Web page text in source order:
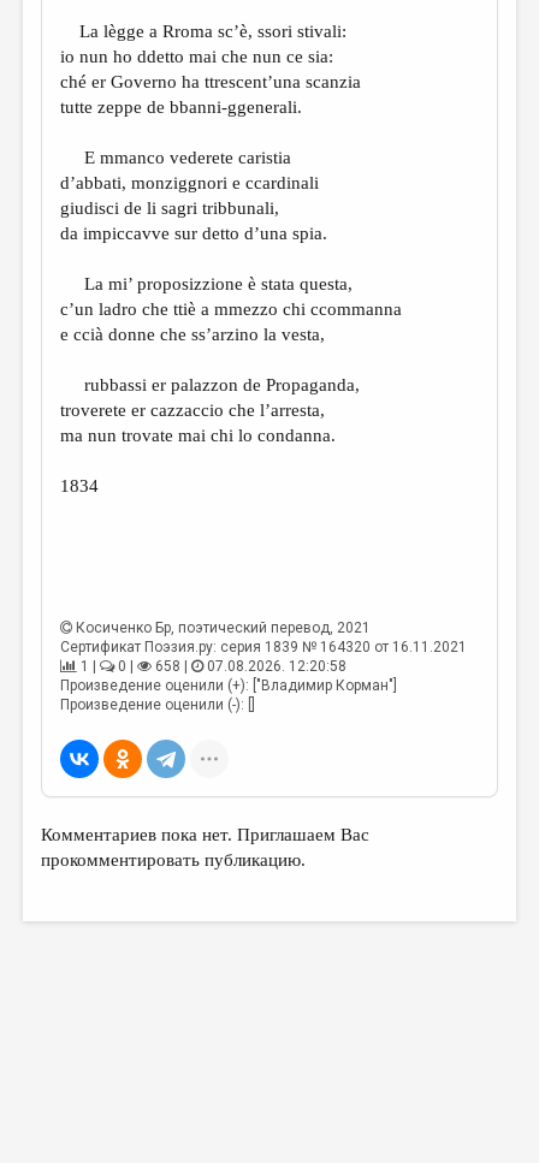
ОТ РЕДАКЦИИ
МАЛАЯ ПРОЗА
ЛИТЕРАТУРОВЕДЕНИЕ
КУЛЬТУРОВЕДЕНИЕ
РЕЦЕНЗИРОВАНИЕ
ЦИКЛЫ ПУБЛИКАЦИЙ
ТРЕДИАКОВСКИЙ
МЕДИА
La lègge a Rroma sc’è, ssori stivali:
io nun ho ddetto mai che nun ce sia:
ché er Governo ha ttrescent’una scanzia
tutte zeppe de bbanni-ggenerali.
E mmanco vederete caristia
d’abbati, monziggnori e ccardinali
giudisci de li sagri tribbunali,
da impiccavve sur detto d’una spia.
La mi’ proposizzione è stata questa,
c’un ladro che ttiè a mmezzo chi ccommanna
e ccià donne che ss’arzino la vesta,
rubbassi er palazzon de Propaganda,
troverete er cazzaccio che l’arresta,
ma nun trovate mai chi lo condanna.
1834
Косиченко Бр, поэтический перевод, 2021
Сертификат Поэзия.ру: серия 1839 № 164320 от 16.11.2021
1 |
0 | 658 |
07.08.2026. 12:20:58
Произведение оценили (+): ["Владимир Корман"]
Произведение оценили (-): []
Комментариев пока нет. Приглашаем Вас
прокомментировать публикацию.